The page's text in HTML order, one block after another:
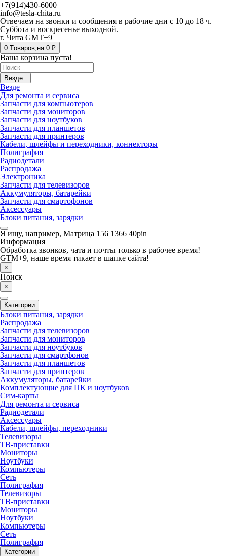
+7(914)430-6000
info@tesla-chita.ru
Отвечаем на звонки и сообщения в рабочие дни с 10 до 18 ч.
Суббота и воскресенье выходной.
г. Чита GMT+9
0 Tоваров,на 0 ₽
Ваша корзина пуста!
Везде
Везде
Для ремонта и сервиса
Запчасти для компьютеров
Запчасти для мониторов
Запчасти для ноутбуков
Запчасти для планшетов
Запчасти для принтеров
Кабели, шлейфы и переходники, коннекторы
Полиграфия
Радиодетали
Распродажа
Электроника
Запчасти для телевизоров
Аккумуляторы, батарейки
Запчасти для смартофонов
Аксессуары
Блоки питания, зарядки
Я ищу, например, Матрица 156 1366 40pin
Информация
Обработка звонков, чата и почты только в рабочее время!
GTM+9, наше время тикает в шапке сайта!
×
Поиск
×
Категории
Блоки питания, зарядки
Распродажа
Запчасти для телевизоров
Запчасти для мониторов
Запчасти для ноутбуков
Запчасти для смартфонов
Запчасти для планшетов
Запчасти для принтеров
Аккумуляторы, батарейки
Комплектующие для ПК и ноутбуков
Сим-карты
Для ремонта и сервиса
Радиодетали
Аксессуары
Кабели, шлейфы, переходники
Телевизоры
ТВ-приставки
Мониторы
Ноутбуки
Компьютеры
Сеть
Полиграфия
Телевизоры
ТВ-приставки
Мониторы
Ноутбуки
Компьютеры
Сеть
Полиграфия
Категории